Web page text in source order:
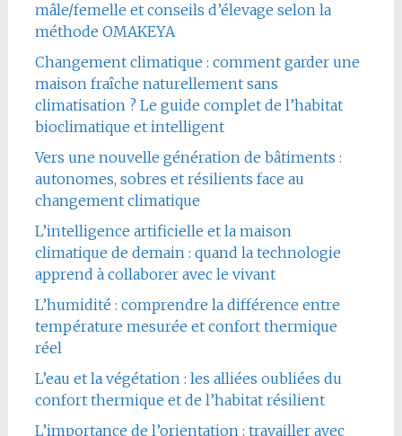
mâle/femelle et conseils d’élevage selon la
méthode OMAKEYA
Changement climatique : comment garder une
maison fraîche naturellement sans
climatisation ? Le guide complet de l’habitat
bioclimatique et intelligent
Vers une nouvelle génération de bâtiments :
autonomes, sobres et résilients face au
changement climatique
L’intelligence artificielle et la maison
climatique de demain : quand la technologie
apprend à collaborer avec le vivant
L’humidité : comprendre la différence entre
température mesurée et confort thermique
réel
L’eau et la végétation : les alliées oubliées du
confort thermique et de l’habitat résilient
L’importance de l’orientation : travailler avec